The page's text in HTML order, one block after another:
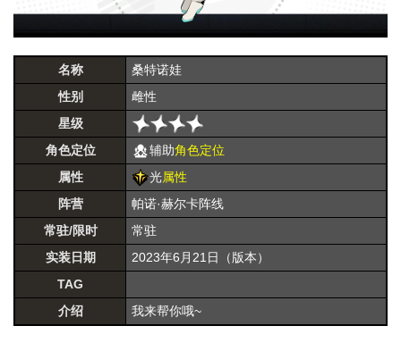
名称
桑特诺娃
性别
雌性
星级
角色定位
辅助角色定位
属性
光属性
阵营
帕诺·赫尔卡阵线
常驻/限时
常驻
实装日期
2023年6月21日（版本）
TAG
介绍
我来帮你哦~